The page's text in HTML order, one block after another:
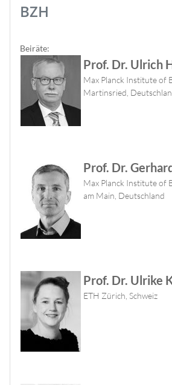
BZH
Beiräte:
Prof. Dr. Ulrich
Max Planck Institute of
Martinsried,
Prof. Dr.
Max Planck Institute of
am Main, Deutschland
Prof. Dr. Ulrike
ETH Zürich, Schweiz